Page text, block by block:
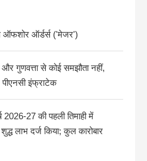
ऑफशोर ऑर्डर्स ('मेजर')
और गुणवत्ता से कोई समझौता नहीं,
पीएनसी इंफ्राटेक
27 की पहली तिमाही में
लाभ दर्ज किया; कुल कारोबार